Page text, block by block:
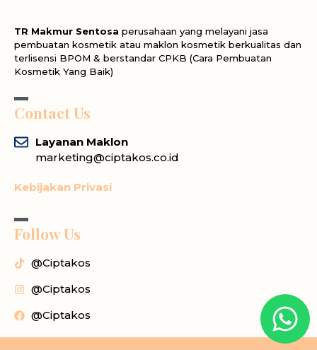
TR Makmur Sentosa perusahaan yang melayani jasa
pembuatan kosmetik atau maklon kosmetik berkualitas dan
terlisensi BPOM & berstandar CPKB (Cara Pembuatan
Kosmetik Yang Baik)
Contact Us
Layanan Maklon
marketing@ciptakos.co.id
Kebijakan Privasi
Follow Us
@Ciptakos
@Ciptakos
@Ciptakos